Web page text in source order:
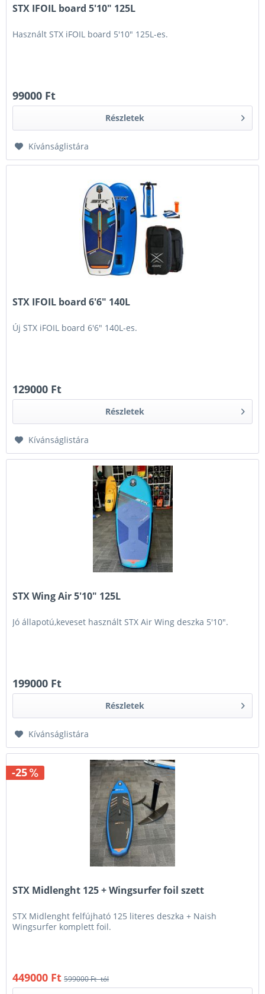
STX IFOIL board 5'10" 125L
Használt STX iFOIL board 5'10" 125L-es.
99000 Ft
Részletek
Kívánságlistára
STX IFOIL board 6'6" 140L
Új STX iFOIL board 6'6" 140L-es.
129000 Ft
Részletek
Kívánságlistára
STX Wing Air 5'10" 125L
Jó állapotú,keveset használt STX Air Wing deszka 5'10".
199000 Ft
Részletek
Kívánságlistára
-25
STX Midlenght 125 + Wingsurfer foil szett
STX Midlenght felfújható 125 literes deszka + Naish
Wingsurfer komplett foil.
449000 Ft 599000 Ft -tól